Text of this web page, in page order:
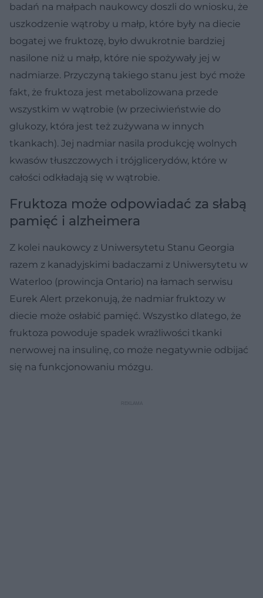
badań na małpach naukowcy doszli do wniosku, że
uszkodzenie wątroby u małp, które były na diecie
bogatej we fruktozę, było dwukrotnie bardziej
nasilone niż u małp, które nie spożywały jej w
nadmiarze. Przyczyną takiego stanu jest być może
fakt, że fruktoza jest metabolizowana przede
wszystkim w wątrobie (w przeciwieństwie do
glukozy, która jest też zużywana w innych
tkankach). Jej nadmiar nasila produkcję wolnych
kwasów tłuszczowych i trójglicerydów, które w
całości odkładają się w wątrobie.
Fruktoza może odpowiadać za słabą
pamięć i alzheimera
Z kolei naukowcy z Uniwersytetu Stanu Georgia
razem z kanadyjskimi badaczami z Uniwersytetu w
Waterloo (prowincja Ontario) na łamach serwisu
Eurek Alert przekonują, że nadmiar fruktozy w
diecie może osłabić pamięć. Wszystko dlatego, że
fruktoza powoduje spadek wrażliwości tkanki
nerwowej na insulinę, co może negatywnie odbijać
się na funkcjonowaniu mózgu.